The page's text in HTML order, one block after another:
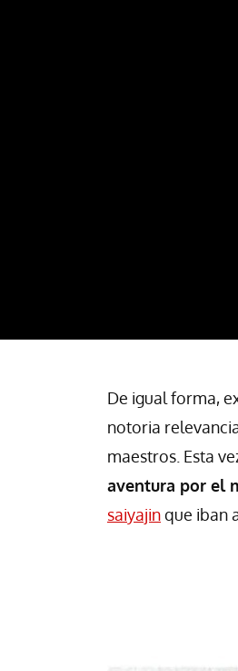
De igual forma,
notoria
maestros. Esta
aventura por el
saiyajinque iban